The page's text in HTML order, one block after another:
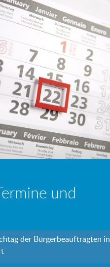
und
der Bürgerbeauftragten in